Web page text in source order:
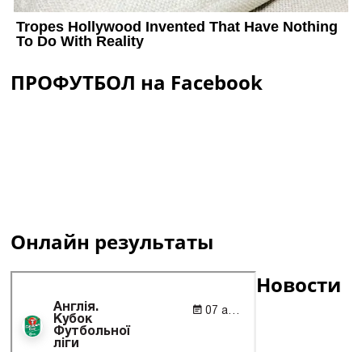
ПРОФУТБОЛ на Facebook
Онлайн результаты
Новости